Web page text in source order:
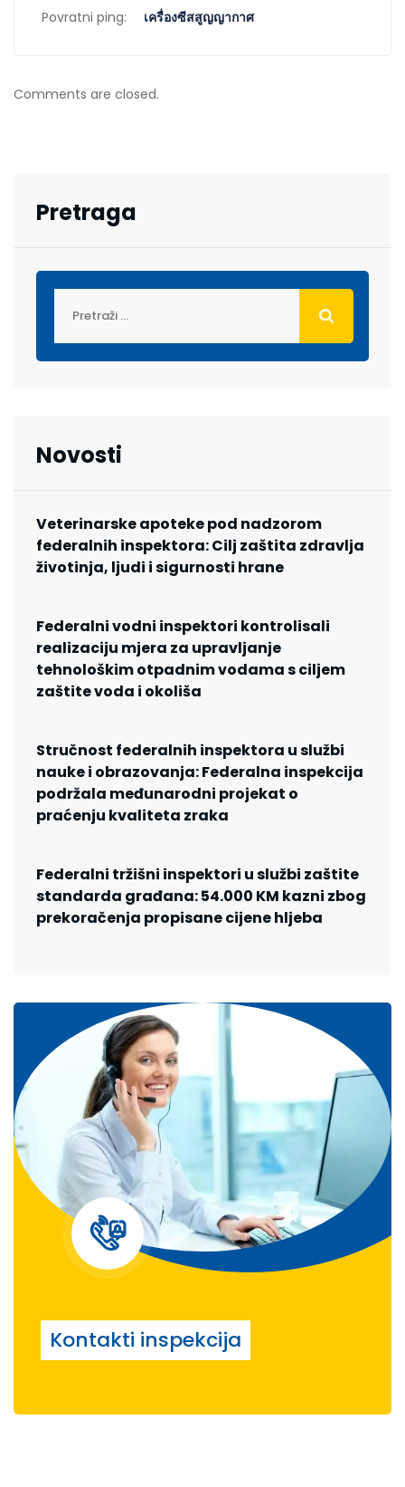
Povratni ping: เครื่องซีสสูญญากาศ
Comments are closed.
Pretraga
Novosti
Veterinarske apoteke pod nadzorom
federalnih inspektora: Cilj zaštita zdravlja
životinja, ljudi i sigurnosti hrane
Federalni vodni inspektori kontrolisali
realizaciju mjera za upravljanje
tehnološkim otpadnim vodama s ciljem
zaštite voda i okoliša
Stručnost federalnih inspektora u službi
nauke i obrazovanja: Federalna inspekcija
podržala međunarodni projekat o
praćenju kvaliteta zraka
Federalni tržišni inspektori u službi zaštite
standarda građana: 54.000 KM kazni zbog
prekoračenja propisane cijene hljeba
Kontakti inspekcija